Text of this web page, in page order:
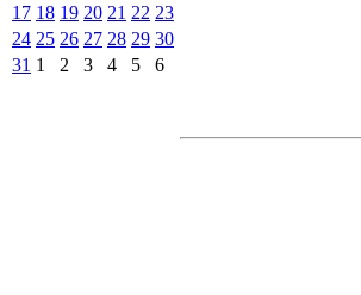
17 18 19 20 21 22 23
24 25 26 27 28 29 30
31 1 2 3 4 5 6